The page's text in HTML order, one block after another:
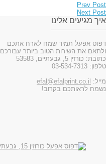
Prev Post
Next Post
איך מגיעים אלינו
דפוס אפעל תמיד שמח לארח אתכם
ולתאם את השירות הטוב ביותר עבורכם.
כתובת: כורזין 5, גבעתיים, 53583
טלפון: 03-534-7313
מייל: efal@efalprint.co.il
נשמח לראותכם בקרוב!